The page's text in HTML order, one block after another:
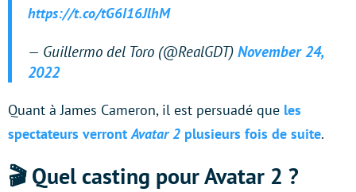
https://t.co/tG6I16JlhM
— Guillermo del Toro (@RealGDT) November 24,
2022
Quant à James Cameron, il est persuadé que les
spectateurs verrontAvatar 2 plusieurs fois de suite.
🎬 Quel casting pour Avatar 2 ?